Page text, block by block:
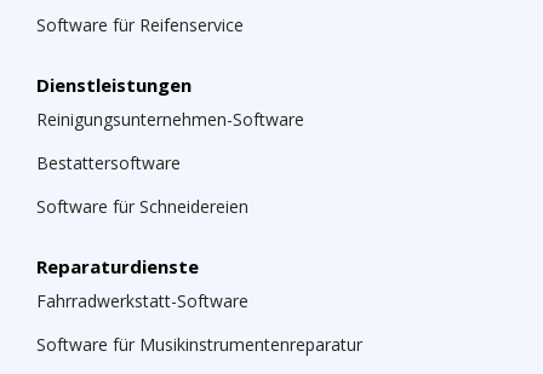
Software für Reifenservice
Dienstleistungen
Reinigungsunternehmen-Software
Bestattersoftware
Software für Schneidereien
Reparaturdienste
Fahrradwerkstatt-Software
Software für Musikinstrumentenreparatur